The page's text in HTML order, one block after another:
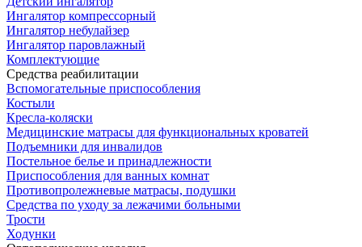
Ингалятор компрессорный
Ингалятор небулайзер
Ингалятор паровлажный
Комплектующие
Средства реабилитации
Вспомогательные приспособления
Костыли
Кресла-коляски
Медицинские матрасы для функциональных кроватей
Подъемники для инвалидов
Постельное белье и принадлежности
Приспособления для ванных комнат
Противопролежневые матрасы, подушки
Средства по уходу за лежачими больными
Трости
Ходунки